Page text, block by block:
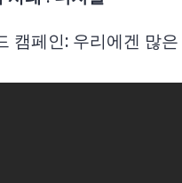
캠페인: 우리에겐 많